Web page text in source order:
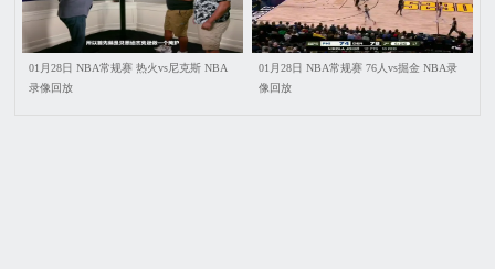
01月28日 NBA常规赛 热火vs尼克斯 NBA
录像回放
01月28日 NBA常规赛 76人vs掘金 NBA录
像回放